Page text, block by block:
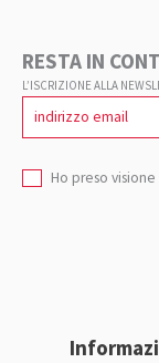
RESTA IN
L’ISCRIZIONE ALLA
Ho preso visione